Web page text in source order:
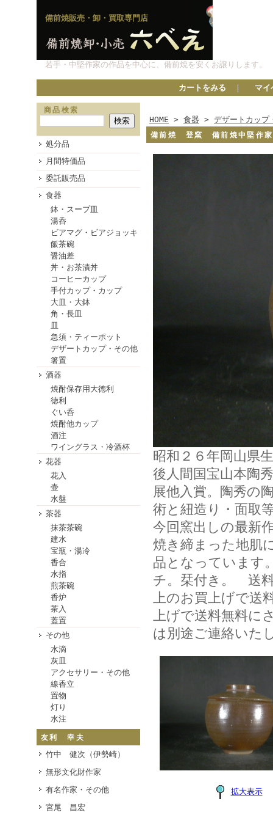
備前焼販売・卸・買取専門店
若手・中堅作家の作品を中心に、備前焼を安くお譲りします。
カートをみる ｜ マイ
商品検索
処分品
月間特価品
委託販売品
食器
鉢・スープ皿
湯呑
ビアマグ・ビアジョッキ
飯茶碗
醤油差
丼・お茶漬丼
コーヒーカップ
手付カップ・カップ
大皿・大鉢
角・長皿
皿
急須・ティーポット
デザートカップ・その他
箸置
酒器
焼酎保存用大徳利
徳利
ぐい呑
焼酎他カップ
酒注
ワイングラス・冷酒杯
花器
花入
壷
水盤
茶器
抹茶茶碗
建水
宝瓶・湯冷
香合
水指
煎茶碗
香炉
茶入
蓋置
その他
水滴
灰皿
アクセサリー・その他
線香立
置物
灯り
水注
友利 幸夫
竹中 健次（伊勢崎）
無形文化財作家
有名作家・その他
宮尾 昌宏
HOME > 食器 > デザートカップ
備前焼 登窯 備前焼中堅作
昭和２６年岡山県
後人間国宝山本陶
展他入賞。陶秀の
術と紐造り・面取
今回窯出しの最新
焼き締まった地肌
品となっています
チ。栞付き。 送
上のお買上げで送
上げで送料無料に
は別途ご連絡いた
拡大表示